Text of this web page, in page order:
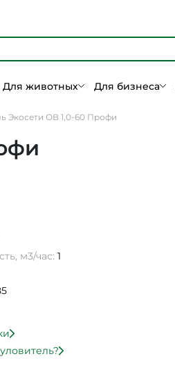
Для животных Для бизнеса
Экосети ОВ 1,0-60 Профи
м3/час: 1